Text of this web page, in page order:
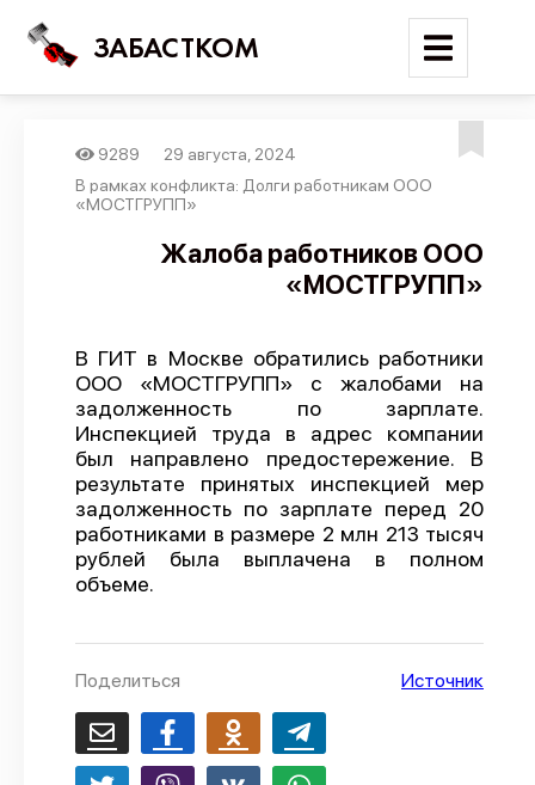
ЗАБАСТКОМ
Войти
Поиск
Новости
Трудовые конфликты
Отчеты
Предложить публикацию
Справочник
API
О проекте
9289
29 августа, 2024
В рамках конфликта: Долги работникам ООО
«МОСТГРУПП»
Жалоба работников ООО
«МОСТГРУПП»
В ГИТ в Москве обратились работники
ООО «МОСТГРУПП» с жалобами на
задолженность по зарплате.
Инспекцией труда в адрес компании
был направлено предостережение. В
результате принятых инспекцией мер
задолженность по зарплате перед 20
работниками в размере 2 млн 213 тысяч
рублей была выплачена в полном
объеме.
Поделиться Источник